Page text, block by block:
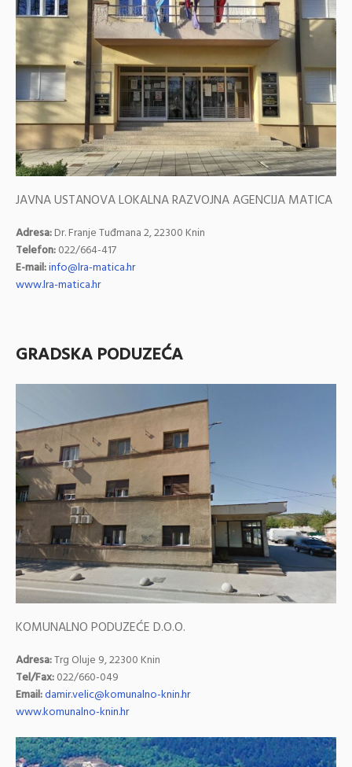
JAVNA USTANOVA LOKALNA RAZVOJNA AGENCIJA MATICA
Adresa:Dr. Franje Tuđmana 2, 22300 Knin
Telefon:022/664-417
E-mail:info@lra-matica.hr
www.lra-matica.hr
GRADSKA PODUZEĆA
KOMUNALNO PODUZEĆE D.O.O.
Adresa:Trg Oluje 9, 22300 Knin
Tel/Fax:022/660-049
Email:damir.velic@komunalno-knin.hr
www.komunalno-knin.hr